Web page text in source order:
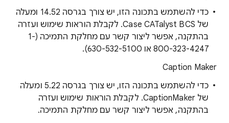
כדי להשתמש בתכונה הזו, יש צורך בגרסה 14.52 ומעלה
של Case CATalyst BCS. לקבלת הוראות שימוש ועזרה
בהתקנה, אפשר ליצור קשר עם מחלקת התמיכה (1-
800-323-4247 או 630-532-5100).
Caption Maker
כדי להשתמש בתכונה הזו, יש צורך בגרסה 5.22 ומעלה
של CaptionMaker. לקבלת הוראות שימוש ועזרה
בהתקנה, אפשר ליצור קשר עם מחלקת התמיכה.